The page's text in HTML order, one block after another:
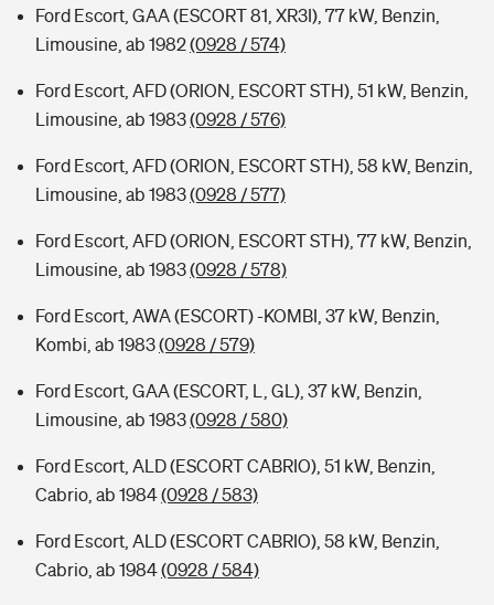
Ford Escort, GAA (ESCORT 81, XR3I), 77 kW, Benzin,
Limousine, ab 1982(0928 / 574)
Ford Escort, AFD (ORION, ESCORT STH), 51 kW, Benzin,
Limousine, ab 1983(0928 / 576)
Ford Escort, AFD (ORION, ESCORT STH), 58 kW, Benzin,
Limousine, ab 1983(0928 / 577)
Ford Escort, AFD (ORION, ESCORT STH), 77 kW, Benzin,
Limousine, ab 1983(0928 / 578)
Ford Escort, AWA (ESCORT) -KOMBI, 37 kW, Benzin,
Kombi, ab 1983(0928 / 579)
Ford Escort, GAA (ESCORT, L, GL), 37 kW, Benzin,
Limousine, ab 1983(0928 / 580)
Ford Escort, ALD (ESCORT CABRIO), 51 kW, Benzin,
Cabrio, ab 1984(0928 / 583)
Ford Escort, ALD (ESCORT CABRIO), 58 kW, Benzin,
Cabrio, ab 1984(0928 / 584)